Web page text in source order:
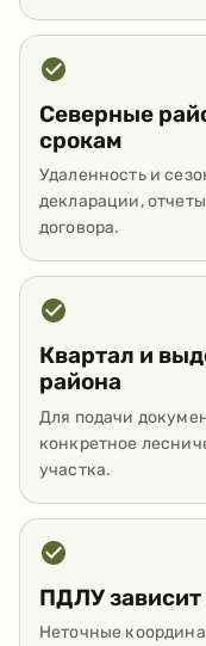
Северные
срокам
Удаленность и
декларации,
договора.
Квартал и
района
Для подачи
конкретное
участка.
ПДЛУ зависит
Неточные